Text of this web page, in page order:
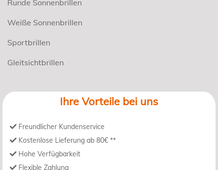
Runde Sonnenbrillen
Weiße Sonnenbrillen
Sportbrillen
Gleitsichtbrillen
Ihre Vorteile bei uns
Freundlicher Kundenservice
Kostenlose Lieferung ab 80€ **
Hohe Verfügbarkeit
Flexible Zahlung